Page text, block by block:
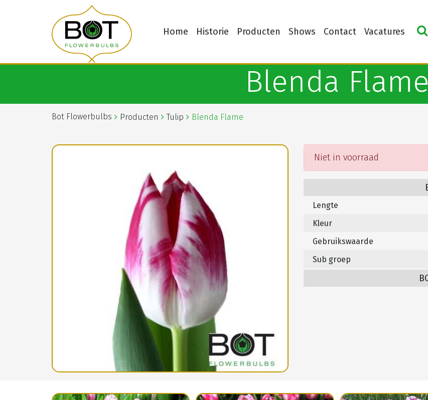
Home Historie Producten Shows Contact Vacatures
Blenda Flame
Bot Flowerbulbs Producten Tulip Blenda Flame
Niet in voorraad
Lengte
Kleur
Gebruikswaarde
Sub groep